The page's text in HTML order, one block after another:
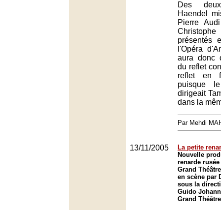
Des
Haendel
Pierre
présentés
l'Opéra
aura donc
du reflet
reflet en
puisque
dirigeait
dans la
Par Mehdi
13/11/2005
La petite
Nouvelle
renarde
Grand
en scène par
sous la
Guido
Grand